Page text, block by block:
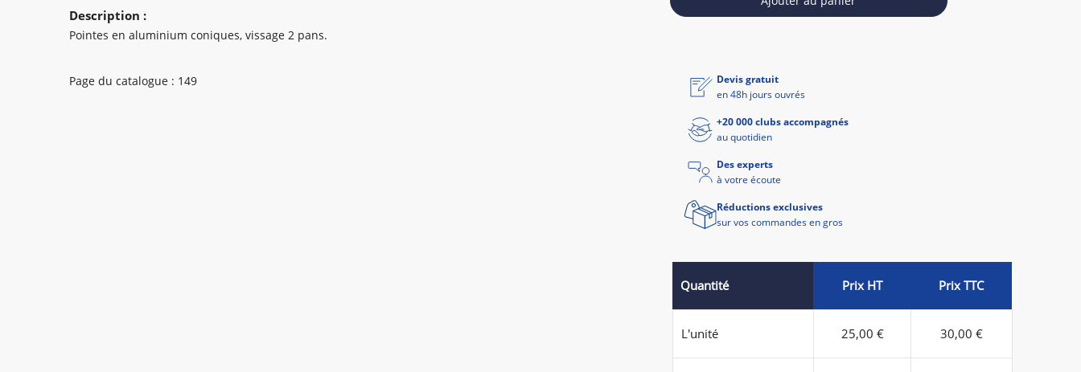
Description :
Pointes en aluminium coniques, vissage 2 pans.
Page du catalogue : 149
Devis gratuit
en 48h jours ouvrés
+20 000 clubs accompagnés
au quotidien
Des experts
à votre écoute
Réductions exclusives
sur vos commandes en gros
Quantité Prix HT Prix TTC
L'unité 25,00 € 30,00 €